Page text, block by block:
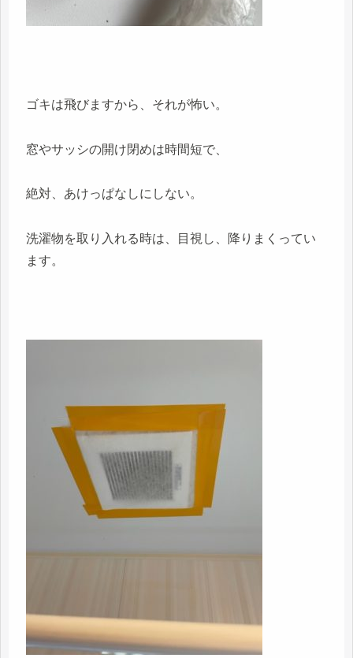
ゴキは飛びますから、それが怖い。
窓やサッシの開け閉めは時間短で、
絶対、あけっぱなしにしない。
洗濯物を取り入れる時は、目視し、降りまくってい
ます。